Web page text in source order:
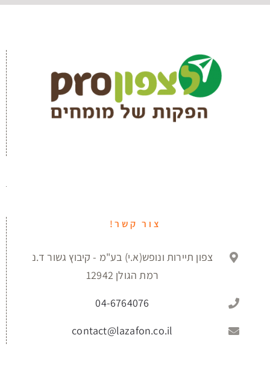
צור קשר!
צפון תיירות ונופש(א.י) בע"מ - קיבוץ גשור ד.נ
רמת הגולן 12942
04-6764076
contact@lazafon.co.il